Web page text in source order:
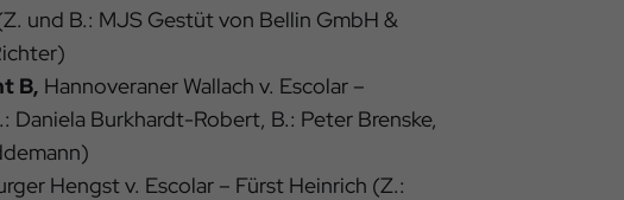
und B.: MJS Gestüt von Bellin GmbH &
B, Hannoveraner Wallach v. Escolar –
Daniela Burkhardt-Robert, B.: Peter Brenske,
Hengst v. Escolar – Fürst Heinrich (Z.: